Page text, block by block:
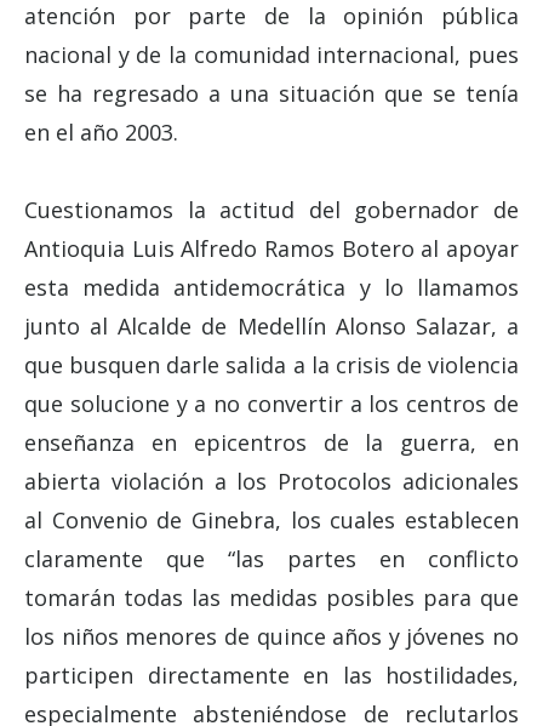
atención por parte de la opinión pública
nacional y de la comunidad internacional, pues
se ha regresado a una situación que se tenía
en el año 2003.
Cuestionamos la actitud del gobernador de
Antioquia Luis Alfredo Ramos Botero al apoyar
esta medida antidemocrática y lo llamamos
junto al Alcalde de Medellín Alonso Salazar, a
que busquen darle salida a la crisis de violencia
que solucione y a no convertir a los centros de
enseñanza en epicentros de la guerra, en
abierta violación a los Protocolos adicionales
al Convenio de Ginebra, los cuales establecen
claramente que “las partes en conflicto
tomarán todas las medidas posibles para que
los niños menores de quince años y jóvenes no
participen directamente en las hostilidades,
especialmente absteniéndose de reclutarlos